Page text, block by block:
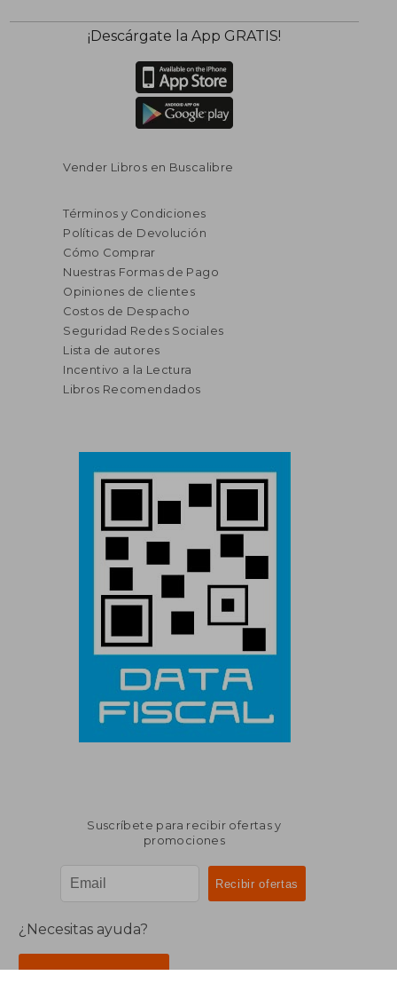
¡Descárgate la App GRATIS!
Vender Libros en Buscalibre
Términos y Condiciones
Políticas de Devolución
Cómo Comprar
Nuestras Formas de Pago
Opiniones de clientes
Costos de Despacho
Seguridad Redes Sociales
Lista de autores
Incentivo a la Lectura
Libros Recomendados
Suscríbete para recibir ofertas y
promociones
¿Necesitas ayuda?